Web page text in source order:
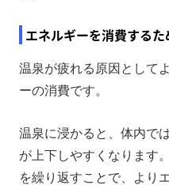
エネルギーを消費するた
温泉が疲れる原因として
ーの消費です。
温泉に浸かると、体内で
が上下しやすくなります
を繰り返すことで、より